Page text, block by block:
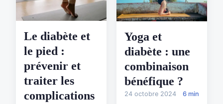
Le diabète et
le pied :
prévenir et
traiter les
complications
Yoga et
diabète : une
combinaison
bénéfique ?
24 octobre 2024 6 min